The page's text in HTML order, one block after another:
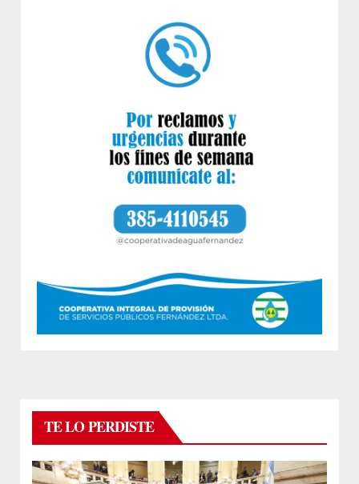
TE LO PERDISTE